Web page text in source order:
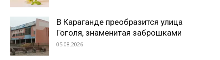
В Караганде преобразится улица
Гоголя, знаменитая заброшками
05.08.2026